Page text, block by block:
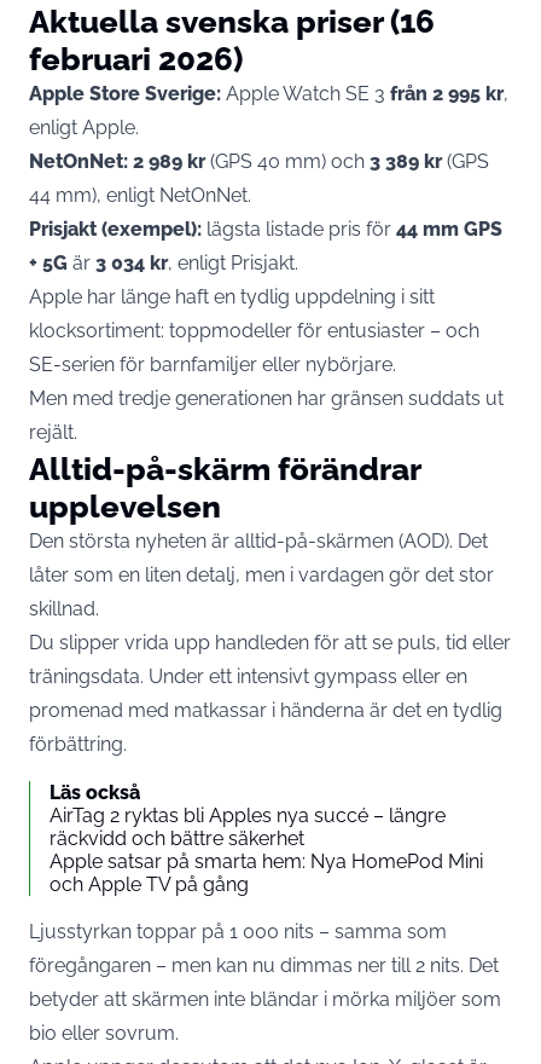
Aktuella svenska priser (16
februari 2026)
Apple Store Sverige: Apple Watch SE 3 från 2 995 kr,
enligt Apple.
NetOnNet: 2 989 kr(GPS 40 mm) och 3 389 kr(GPS
44 mm), enligt NetOnNet.
Prisjakt (exempel): lägsta listade pris för 44 mm GPS
+ 5G är 3 034 kr, enligt Prisjakt.
Apple har länge haft en tydlig uppdelning i sitt
klocksortiment: toppmodeller för entusiaster – och
SE-serien för barnfamiljer eller nybörjare.
Men med tredje generationen har gränsen suddats ut
rejält.
Alltid-på-skärm förändrar
upplevelsen
Den största nyheten är alltid-på-skärmen (AOD). Det
låter som en liten detalj, men i vardagen gör det stor
skillnad.
Du slipper vrida upp handleden för att se puls, tid eller
träningsdata. Under ett intensivt gympass eller en
promenad med matkassar i händerna är det en tydlig
förbättring.
Läs också
AirTag 2 ryktas bli Apples nya succé – längre
räckvidd och bättre säkerhet
Apple satsar på smarta hem: Nya HomePod Mini
och Apple TV på gång
Ljusstyrkan toppar på 1 000 nits – samma som
föregångaren – men kan nu dimmas ner till 2 nits. Det
betyder att skärmen inte bländar i mörka miljöer som
bio eller sovrum.